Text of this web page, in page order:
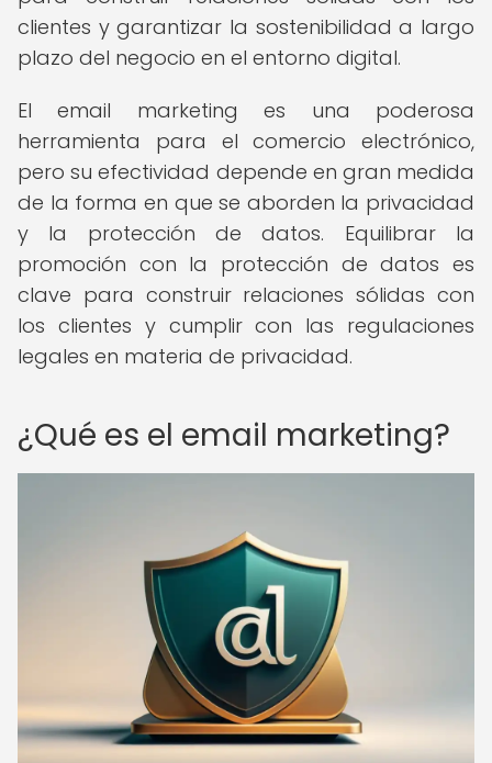
clientes y garantizar la sostenibilidad a largo
plazo del negocio en el entorno digital.
El email marketing es una poderosa
herramienta para el comercio electrónico,
pero su efectividad depende en gran medida
de la forma en que se aborden la privacidad
y la protección de datos. Equilibrar la
promoción con la protección de datos es
clave para construir relaciones sólidas con
los clientes y cumplir con las regulaciones
legales en materia de privacidad.
¿Qué es el email marketing?